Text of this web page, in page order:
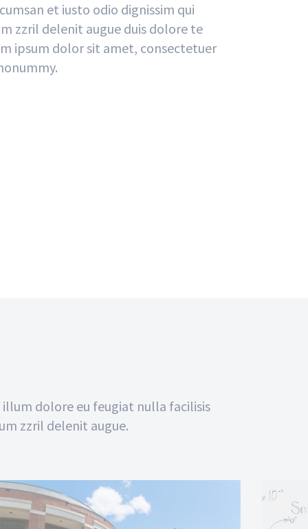
et iusto odio dignissim qui
zzril delenit augue duis dolore te
ipsum dolor sit amet, consectetuer
dolore eu feugiat nulla facilisis
zzril delenit augue.